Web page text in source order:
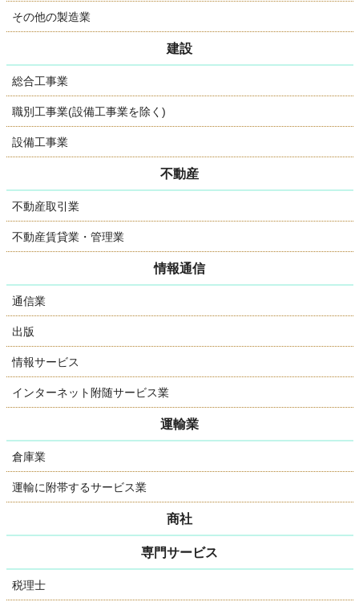
その他の製造業
建設
総合工事業
職別工事業(設備工事業を除く)
設備工事業
不動産
不動産取引業
不動産賃貸業・管理業
情報通信
通信業
出版
情報サービス
インターネット附随サービス業
運輸業
倉庫業
運輸に附帯するサービス業
商社
専門サービス
税理士